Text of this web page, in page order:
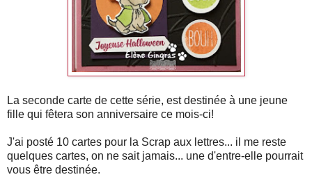
La seconde carte de cette série, est destinée à une jeune
fille qui fêtera son anniversaire ce mois-ci!
J'ai posté 10 cartes pour la Scrap aux lettres... il me reste
quelques cartes, on ne sait jamais... une d'entre-elle pourrait
vous être destinée.